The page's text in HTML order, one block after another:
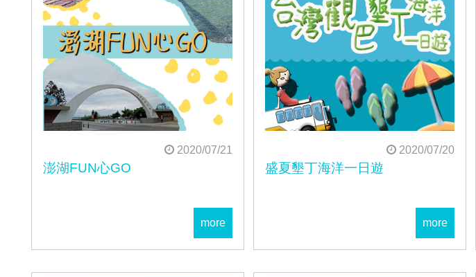
2020/07/21
澎湖FUN心GO
more
2020/07/20
盛夏墾丁海洋一日遊
more